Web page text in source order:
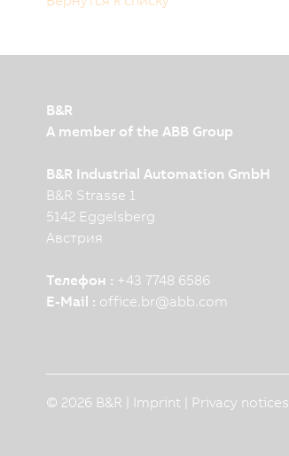
B&R
A member of the ABB Group
B&R Industrial Automation GmbH
B&R Strasse 1
5142 Eggelsberg
Австрия
Телефон : +43 7748 6586
E-Mail : office.br@abb.com
© 2026 B&R | Imprint Privacy notices